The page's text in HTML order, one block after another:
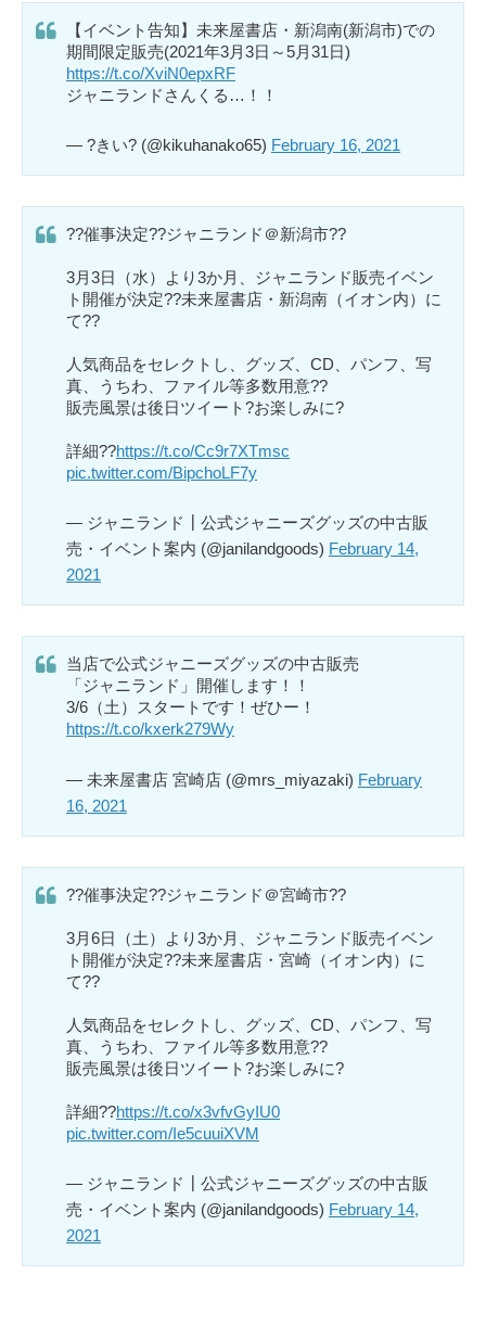
【イベント告知】未来屋書店・新潟南(新潟市)での
期間限定販売(2021年3月3日～5月31日)
https://t.co/XviN0epxRF
ジャニランドさんくる…！！
— ?きい? (@kikuhanako65) February 16, 2021
??催事決定??ジャニランド＠新潟市??
3月3日（水）より3か月、ジャニランド販売イベン
ト開催が決定??未来屋書店・新潟南（イオン内）に
て??
人気商品をセレクトし、グッズ、CD、パンフ、写
真、うちわ、ファイル等多数用意??
販売風景は後日ツイート?お楽しみに?
詳細??https://t.co/Cc9r7XTmsc
pic.twitter.com/BipchoLF7y
— ジャニランド┃公式ジャニーズグッズの中古販
売・イベント案内 (@janilandgoods) February 14,
2021
当店で公式ジャニーズグッズの中古販売
「ジャニランド」開催します！！
3/6（土）スタートです！ぜひー！
https://t.co/kxerk279Wy
— 未来屋書店 宮崎店 (@mrs_miyazaki) February
16, 2021
??催事決定??ジャニランド＠宮崎市??
3月6日（土）より3か月、ジャニランド販売イベン
ト開催が決定??未来屋書店・宮崎（イオン内）に
て??
人気商品をセレクトし、グッズ、CD、パンフ、写
真、うちわ、ファイル等多数用意??
販売風景は後日ツイート?お楽しみに?
詳細??https://t.co/x3vfvGyIU0
pic.twitter.com/Ie5cuuiXVM
— ジャニランド┃公式ジャニーズグッズの中古販
売・イベント案内 (@janilandgoods) February 14,
2021